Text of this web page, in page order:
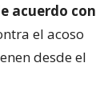
acuerdo con
el acoso
desde el